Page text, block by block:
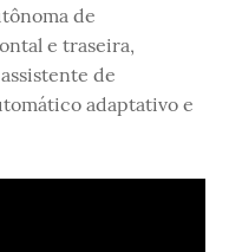
de
e traseira,
de
adaptativo e